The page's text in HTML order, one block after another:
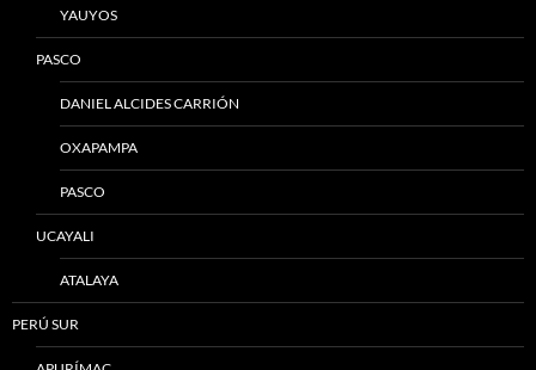
YAUYOS
PASCO
DANIEL ALCIDES CARRIÓN
OXAPAMPA
PASCO
UCAYALI
ATALAYA
PERÚ SUR